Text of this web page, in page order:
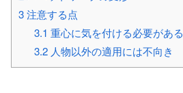
3注意する点
3.1 重心に気を付ける必要がある
3.2人物以外の適用には不向き